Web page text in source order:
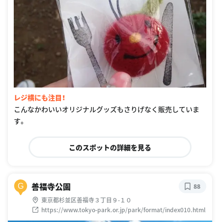
レジ横にも注目！
こんなかわいいオリジナルグッズもさりげなく販売していま
す。
このスポットの詳細を見る
G 善福寺公園
東京都杉並区善福寺３丁目９-１０
https://www.tokyo-park.or.jp/park/format/index010.html
88